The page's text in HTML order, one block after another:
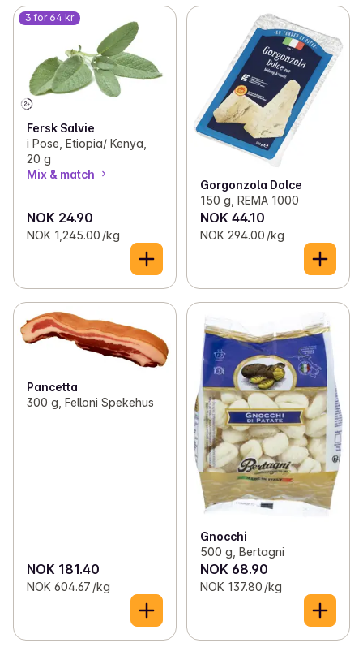
3 for 64 kr
Fersk Salvie
i Pose, Etiopia/ Kenya,
20 g
Mix & match
NOK 24.90
NOK 1,245.00 /kg
Gorgonzola Dolce
150 g, REMA 1000
NOK 44.10
NOK 294.00 /kg
Pancetta
300 g, Felloni Spekehus
NOK 181.40
NOK 604.67 /kg
Gnocchi
500 g, Bertagni
NOK 68.90
NOK 137.80 /kg